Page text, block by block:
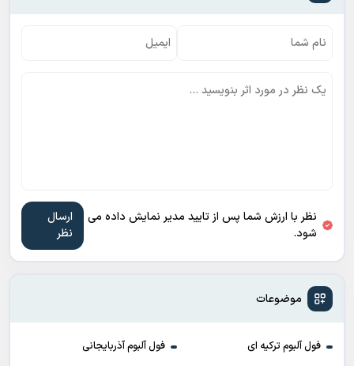
موضوعات
فول آلبوم ترکیه ای
فول آلبوم آذربایجانی
نظر با ارزش شما پس از تایید مدیر نمایش داده می
شود.